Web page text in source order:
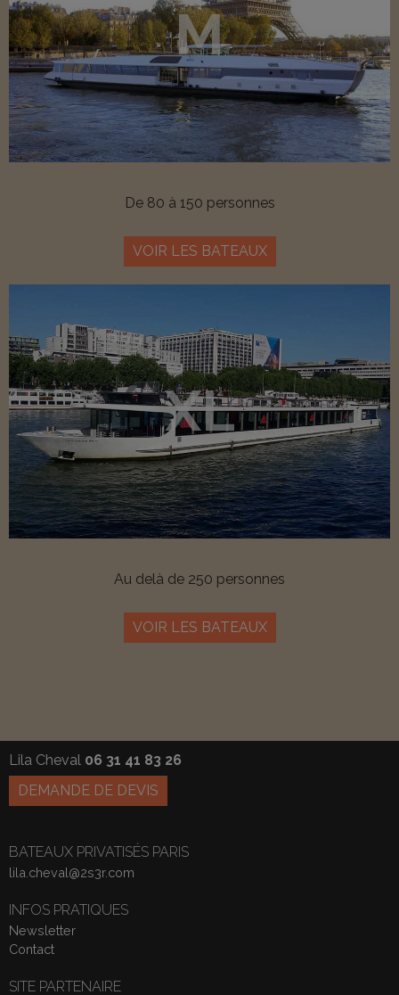
M
De 80 à 150 personnes
VOIR LES BATEAUX
XL
Au delà de 250 personnes
VOIR LES BATEAUX
Lila Cheval 06 31 41 83 26
DEMANDE DE DEVIS
BATEAUX PRIVATISÉS PARIS
lila.cheval@2s3r.com
INFOS PRATIQUES
Newsletter
Contact
SITE PARTENAIRE